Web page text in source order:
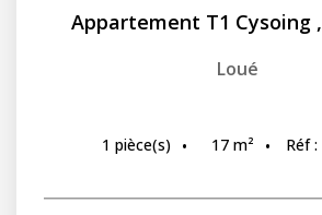
Appartement T1 Cysoing ,
Loué
1 pièce(s) 17 m² Réf :